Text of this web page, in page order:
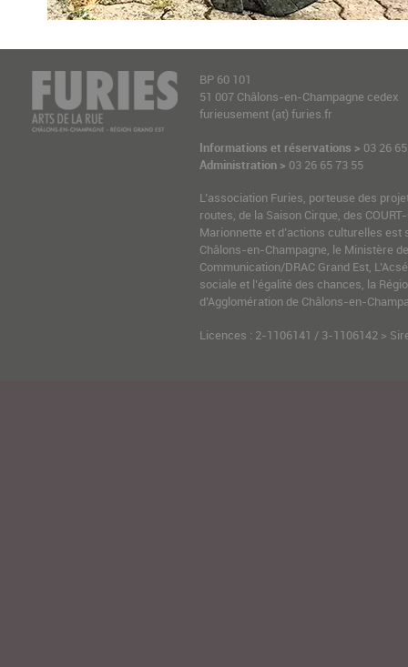
BP 60 101
51 007 Châlons-en-Champagne cedex
furieusement (at) furies.fr
Informations et réservations > 03 26
Administration > 03 26 65 73 55
L’association Furies, porteuse des
routes, de la Saison Cirque, des
Marionnette et d’actions culturelles est
Châlons-en-Champagne, le Ministère
Communication/DRAC Grand Est,
sociale et l’égalité des chances, la
d’Agglomération de Châlons-en-
Licences : 2-1106141 / 3-1106142 >